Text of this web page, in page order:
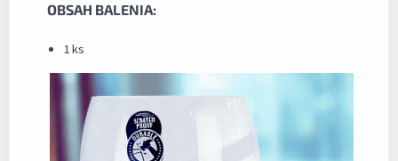
OBSAH BALENIA:
1 ks